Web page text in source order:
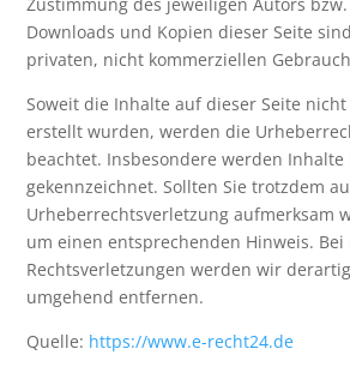
Downloads und Kopien dieser Seite
privaten, nicht kommerziellen
Soweit die Inhalte auf dieser Seite
erstellt wurden, werden die
beachtet. Insbesondere werden
gekennzeichnet. Sollten Sie trotzdem
Urheberrechtsverletzung aufmerksam
um einen entsprechenden Hinweis.
Rechtsverletzungen werden wir
umgehend entfernen.
Quelle: https://www.e-recht24.de